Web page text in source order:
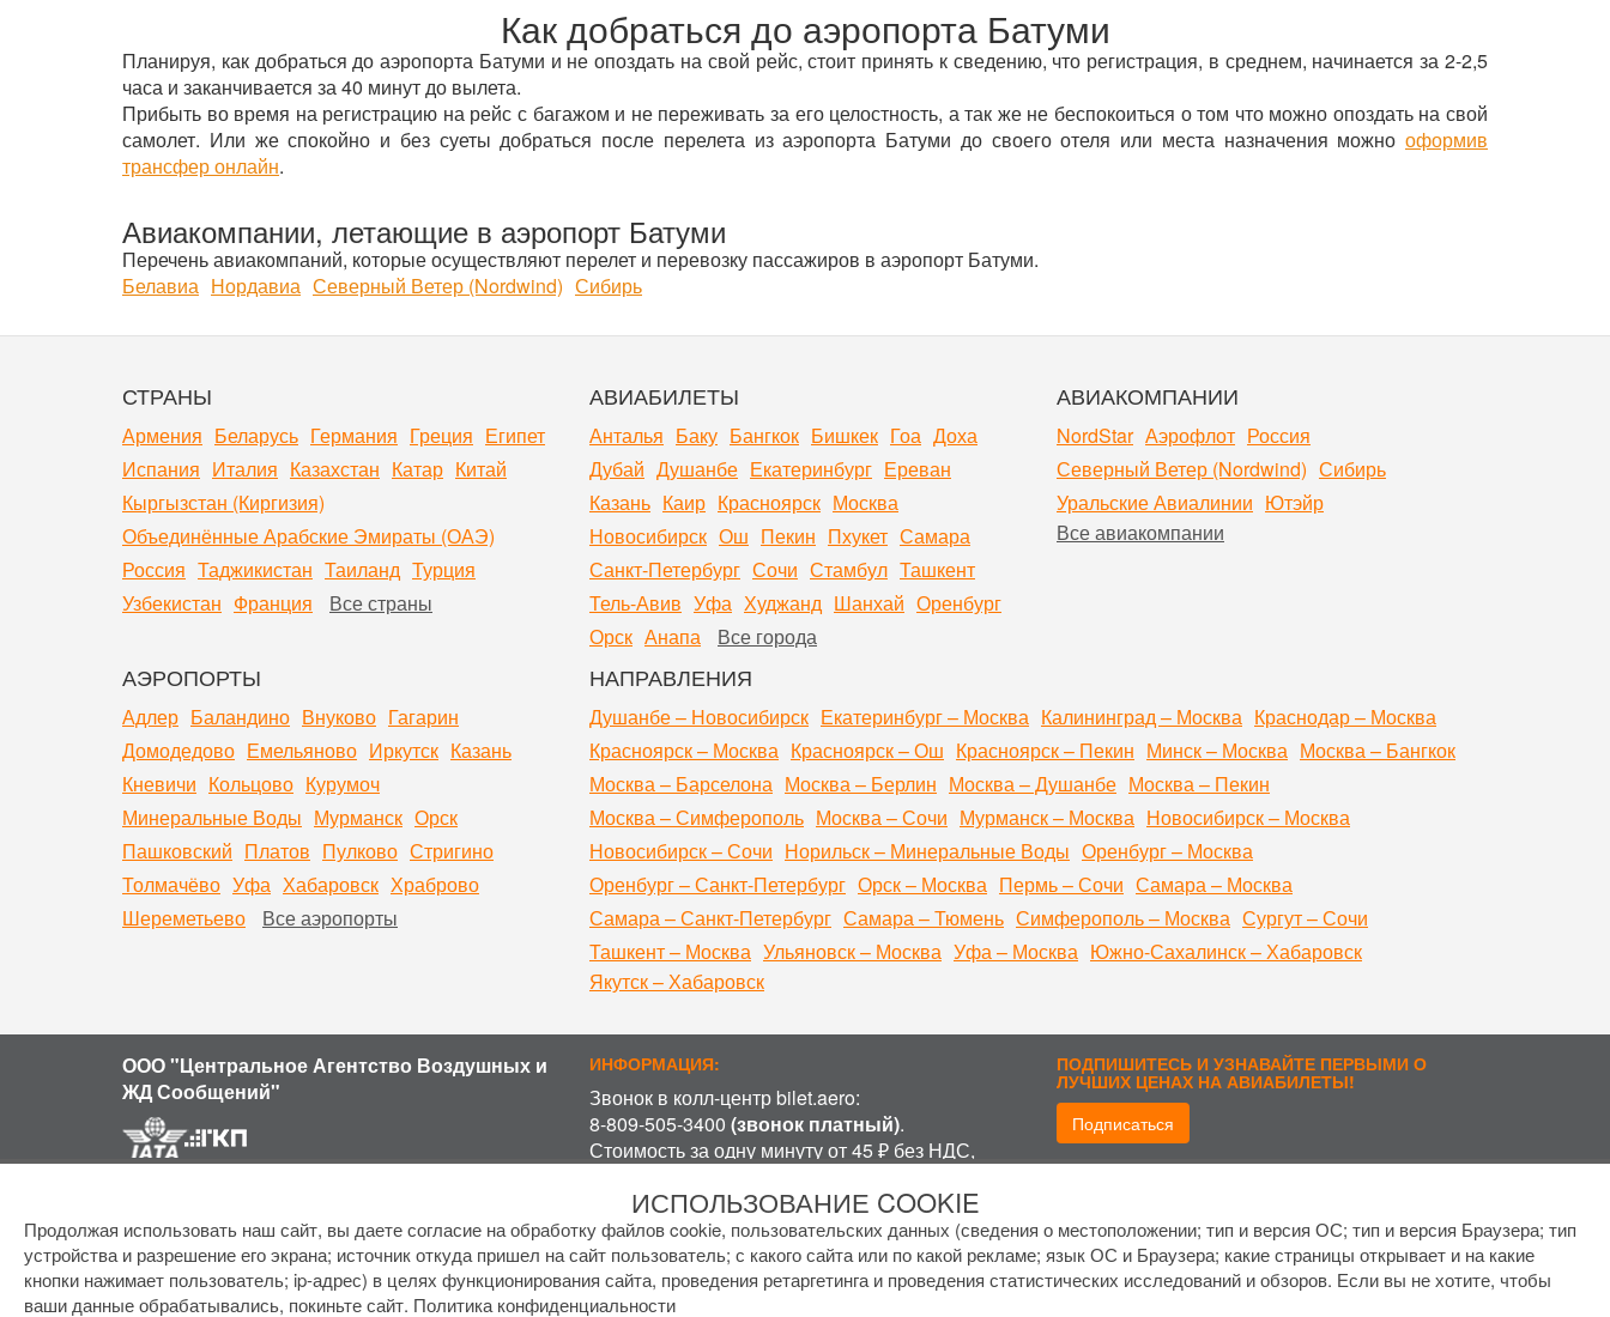
Как добраться до аэропорта Батуми
Планируя, как добраться до аэропорта Батуми и не опоздать на свой рейс, стоит принять к сведению, что регистрация, в среднем, начинается за 2-2,5
часа и заканчивается за 40 минут до вылета.
Прибыть во время на регистрацию на рейс с багажом и не переживать за его целостность, а так же не беспокоиться о том что можно опоздать на свой
самолет. Или же спокойно и без суеты добраться после перелета из аэропорта Батуми до своего отеля или места назначения можно оформив
трансфер онлайн.
Авиакомпании, летающие в аэропорт Батуми
Перечень авиакомпаний, которые осуществляют перелет и перевозку пассажиров в аэропорт Батуми.
Белавиа Нордавиа Северный Ветер (Nordwind) Сибирь
СТРАНЫ
Армения Беларусь Германия Греция Египет
Испания Италия Казахстан Катар Китай
Кыргызстан (Киргизия)
Объединённые Арабские Эмираты (ОАЭ)
Россия Таджикистан Таиланд Турция
Узбекистан Франция Все страны
АВИАБИЛЕТЫ
Анталья Баку Бангкок Бишкек Гоа Доха
Дубай Душанбе Екатеринбург Ереван
Казань Каир Красноярск Москва
Новосибирск Ош Пекин Пхукет Самара
Санкт-Петербург Сочи Стамбул Ташкент
Тель-Авив Уфа Худжанд Шанхай Оренбург
Орск Анапа Все города
АВИАКОМПАНИИ
NordStar Аэрофлот Россия
Северный Ветер (Nordwind) Сибирь
Уральские Авиалинии Ютэйр
Все авиакомпании
АЭРОПОРТЫ
Адлер Баландино Внуково Гагарин
Домодедово Емельяново Иркутск Казань
Кневичи Кольцово Курумоч
Минеральные Воды Мурманск Орск
Пашковский Платов Пулково Стригино
Толмачёво Уфа Хабаровск Храброво
Шереметьево
Все аэропорты
НАПРАВЛЕНИЯ
Душанбе – Новосибирск Екатеринбург – Москва Калининград – Москва Краснодар – Москва
Красноярск – Москва Красноярск – Ош Красноярск – Пекин Минск – Москва Москва – Бангкок
Москва – Барселона Москва – Берлин Москва – Душанбе Москва – Пекин
Москва – Симферополь Москва – Сочи Мурманск – Москва Новосибирск – Москва
Новосибирск – Сочи Норильск – Минеральные Воды Оренбург – Москва
Оренбург – Санкт-Петербург Орск – Москва Пермь – Сочи Самара – Москва
Самара – Санкт-Петербург Самара – Тюмень Симферополь – Москва Сургут – Сочи
Ташкент – Москва Ульяновск – Москва Уфа – Москва Южно-Сахалинск – Хабаровск
Якутск – Хабаровск
ООО "Центральное Агентство Воздушных и
ЖД Сообщений"
ИНФОРМАЦИЯ:
Звонок в колл-центр bilet.aero:
8-809-505-3400 (звонок платный).
Стоимость за одну минуту от 45 ₽ без НДС,
оператором, в зависимости от региона и
оператора связи.
График работы колл-центра:
пн-пт с 7 до 17 МСК
сб-вс с8 до 15 МСК
ПОДПИШИТЕСЬ И УЗНАВАЙТЕ ПЕРВЫМИ О
ЛУЧШИХ ЦЕНАХ НА АВИАБИЛЕТЫ!
Подписаться
ИСПОЛЬЗОВАНИЕ COOKIE
Продолжая использовать наш сайт, вы даете согласие на обработку файлов cookie, пользовательских данных (сведения о местоположении; тип и версия ОС; тип и версия Браузера; тип
устройства и разрешение его экрана; источник откуда пришел на сайт пользователь; с какого сайта или по какой рекламе; язык ОС и Браузера; какие страницы открывает и на какие
кнопки нажимает пользователь; ip-адрес) в целях функционирования сайта, проведения ретаргетинга и проведения статистических исследований и обзоров. Если вы не хотите, чтобы
ваши данные обрабатывались, покиньте сайт. Политика конфиденциальности